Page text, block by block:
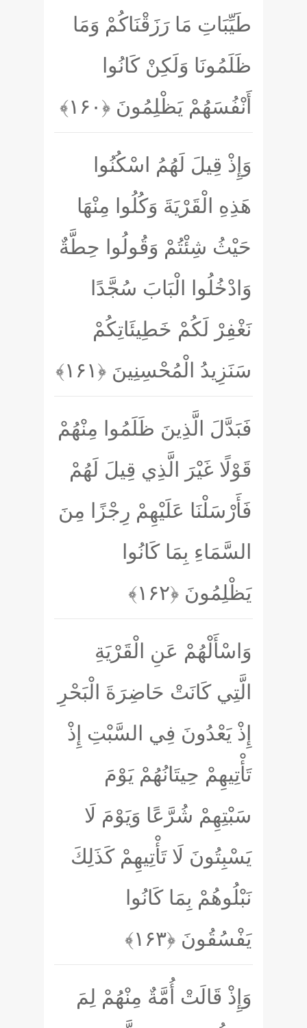
طَيِّبَاتِ مَا رَزَقْنَاكُمْ وَمَا
ظَلَمُونَا وَلَكِنْ كَانُوا
أَنْفُسَهُمْ يَظْلِمُونَ ﴿۱۶۰﴾
وَإِذْ قِيلَ لَهُمُ اسْكُنُوا
هَذِهِ الْقَرْيَةَ وَكُلُوا مِنْهَا
حَيْثُ شِئْتُمْ وَقُولُوا حِطَّةٌ
وَادْخُلُوا الْبَابَ سُجَّدًا
نَغْفِرْ لَكُمْ خَطِيئَاتِكُمْ
سَنَزِيدُ الْمُحْسِنِينَ ﴿۱۶۱﴾
فَبَدَّلَ الَّذِينَ ظَلَمُوا مِنْهُمْ
قَوْلًا غَيْرَ الَّذِي قِيلَ لَهُمْ
فَأَرْسَلْنَا عَلَيْهِمْ رِجْزًا مِنَ
السَّمَاءِ بِمَا كَانُوا
يَظْلِمُونَ ﴿۱۶۲﴾
وَاسْأَلْهُمْ عَنِ الْقَرْيَةِ
الَّتِي كَانَتْ حَاضِرَةَ الْبَحْرِ
إِذْ يَعْدُونَ فِي السَّبْتِ إِذْ
تَأْتِيهِمْ حِيتَانُهُمْ يَوْمَ
سَبْتِهِمْ شُرَّعًا وَيَوْمَ لَا
يَسْبِتُونَ لَا تَأْتِيهِمْ كَذَلِكَ
نَبْلُوهُمْ بِمَا كَانُوا
يَفْسُقُونَ ﴿۱۶۳﴾
وَإِذْ قَالَتْ أُمَّةٌ مِنْهُمْ لِمَ